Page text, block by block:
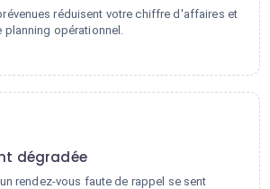
réduisent votre chiffre d'affaires et
planning opérationnel.
dégradée
rendez-vous faute de rappel se sent